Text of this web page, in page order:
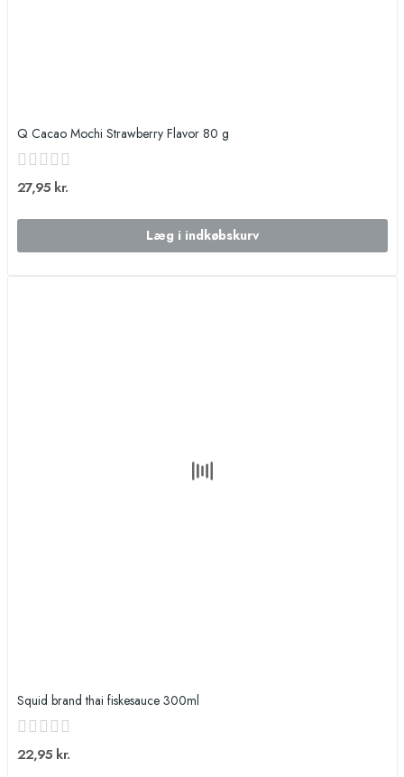
Q Cacao Mochi Strawberry Flavor 80 g
27,95 kr.
Læg i indkøbskurv
Squid brand thai fiskesauce 300ml
22,95 kr.